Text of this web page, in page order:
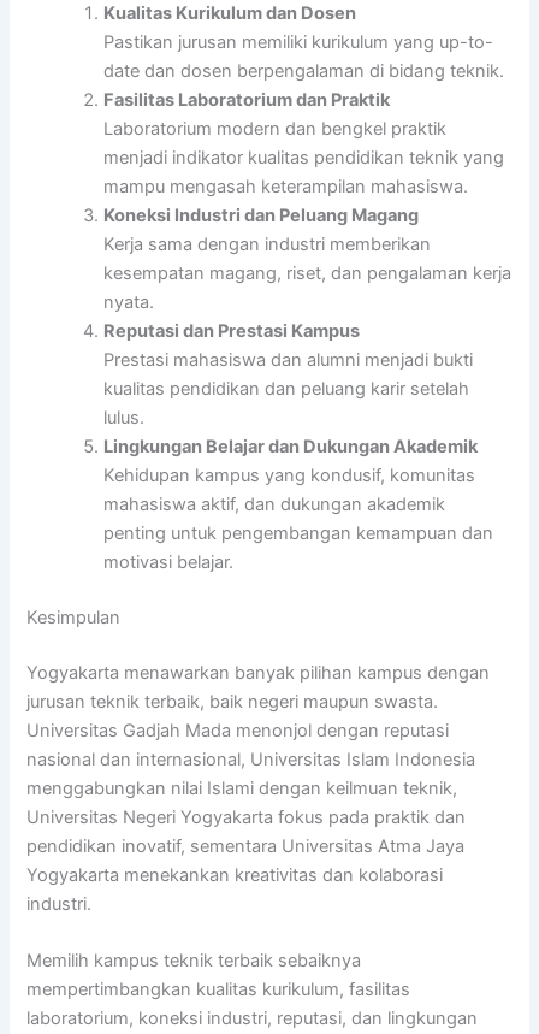
Kualitas Kurikulum dan Dosen
Pastikan jurusan memiliki kurikulum yang up-to-
date dan dosen berpengalaman di bidang teknik.
Fasilitas Laboratorium dan Praktik
Laboratorium modern dan bengkel praktik
menjadi indikator kualitas pendidikan teknik yang
mampu mengasah keterampilan mahasiswa.
Koneksi Industri dan Peluang Magang
Kerja sama dengan industri memberikan
kesempatan magang, riset, dan pengalaman kerja
nyata.
Reputasi dan Prestasi Kampus
Prestasi mahasiswa dan alumni menjadi bukti
kualitas pendidikan dan peluang karir setelah
lulus.
Lingkungan Belajar dan Dukungan Akademik
Kehidupan kampus yang kondusif, komunitas
mahasiswa aktif, dan dukungan akademik
penting untuk pengembangan kemampuan dan
motivasi belajar.
Kesimpulan
Yogyakarta menawarkan banyak pilihan kampus dengan
jurusan teknik terbaik, baik negeri maupun swasta.
Universitas Gadjah Mada menonjol dengan reputasi
nasional dan internasional, Universitas Islam Indonesia
menggabungkan nilai Islami dengan keilmuan teknik,
Universitas Negeri Yogyakarta fokus pada praktik dan
pendidikan inovatif, sementara Universitas Atma Jaya
Yogyakarta menekankan kreativitas dan kolaborasi
industri.
Memilih kampus teknik terbaik sebaiknya
mempertimbangkan kualitas kurikulum, fasilitas
laboratorium, koneksi industri, reputasi, dan lingkungan